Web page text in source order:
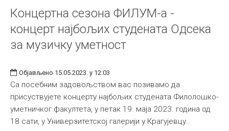
Концертна сезона ФИЛУМ-а -
концерт најбољих студената Одсека
за музичку уметност
Објављено 15.05.2023. у 12:03
Са посебним задовољством вас позивамо да
присуствујете концерту најбољих студената Филолошко-
уметничког факултета, у петак 19. маја 2023. година од
18 сати, у Универзитетској галерији у Крагујевцу..